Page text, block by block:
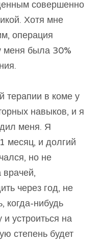
совершенно
Хотя мне
операция
меня была 30%
терапии в коме у
навыков, и я
меня. Я
месяц, и долгий
но не
через год, не
когда-нибудь
устроиться на
степень будет